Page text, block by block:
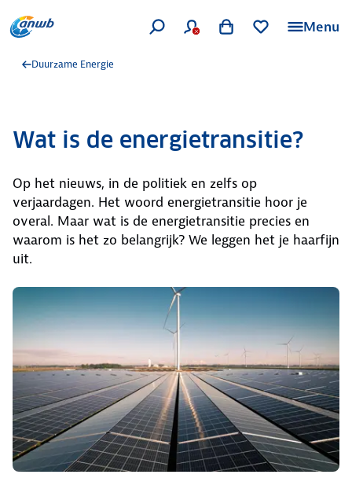
Menu
Duurzame Energie
Wat is de energietransitie?
Op het nieuws, in de politiek en zelfs op
verjaardagen. Het woord energietransitie hoor je
overal. Maar wat is de energietransitie precies en
waarom is het zo belangrijk? We leggen het je haarfijn
uit.